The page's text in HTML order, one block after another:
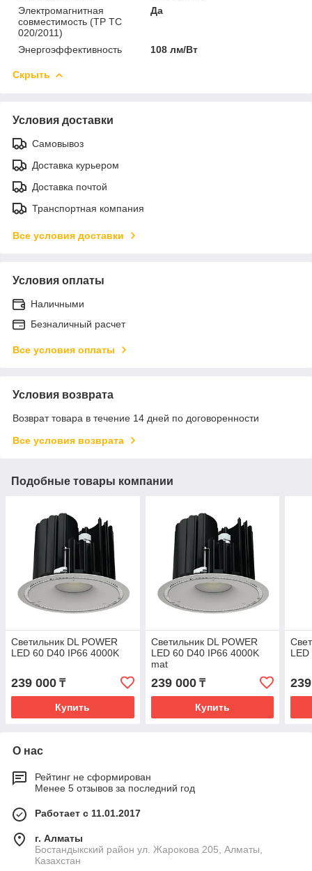
Электромагнитная
совместимость (ТР ТС
020/2011)
Да
Энергоэффективность 108 лм/Вт
Скрыть
Условия доставки
Самовывоз
Доставка курьером
Доставка почтой
Транспортная компания
Все условия доставки
Условия оплаты
Наличными
Безналичный расчет
Все условия оплаты
Условия возврата
Возврат товара в течение 14 дней по договоренности
Все условия возврата
Подобные товары компании
Светильник DL POWER
LED 60 D40 IP66 4000K
239 000 ₸
Купить
Светильник DL POWER
LED 60 D40 IP66 4000K
mat
239 000₸
Купить
О нас
Рейтинг не сформирован
Менее 5 отзывов за последний год
Работает с 11.01.2017
г. Алматы
Бостандыкский район ул. Жарокова 205, Алматы,
Казахстан